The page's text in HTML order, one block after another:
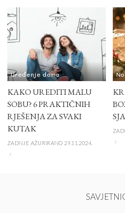
Uređenje doma
KAKO UREDITI MALU
SOBU? 6 PRAKTIČNIH
RJEŠENJA ZA SVAKI
KUTAK
ZADNJE AŽURIRANO 29.11.2024.